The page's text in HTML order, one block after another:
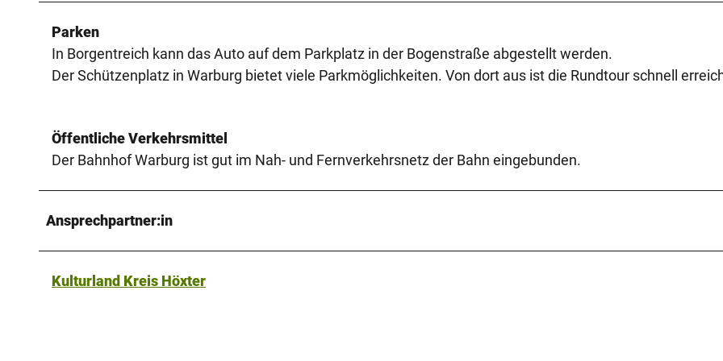
Parken
In Borgentreich kann das Auto auf dem Parkplatz in der Bogenstraße abgestellt werden.
Der Schützenplatz in Warburg bietet viele Parkmöglichkeiten. Von dort aus ist die Rundtour schnell
Öffentliche Verkehrsmittel
Der Bahnhof Warburg ist gut im Nah- und Fernverkehrsnetz der Bahn eingebunden.
Ansprechpartner:in
Kulturland Kreis Höxter